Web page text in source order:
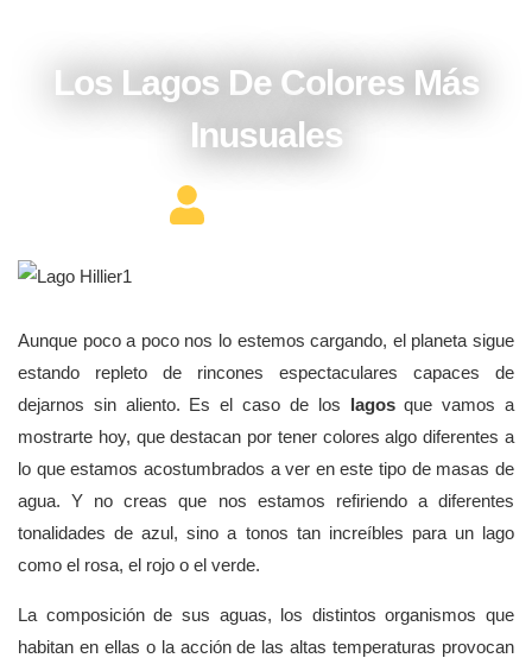
Los Lagos De Colores Más
Inusuales
Aunque poco a poco nos lo estemos cargando, el planeta sigue
estando repleto de rincones espectaculares capaces de
dejarnos sin aliento. Es el caso de los lagosque vamos a
mostrarte hoy, que destacan por tener colores algo diferentes a
lo que estamos acostumbrados a ver en este tipo de masas de
agua. Y no creas que nos estamos refiriendo a diferentes
tonalidades de azul, sino a tonos tan increíbles para un lago
como el rosa, el rojo o el verde.
La composición de sus aguas, los distintos organismos que
habitan en ellas o la acción de las altas temperaturas provocan